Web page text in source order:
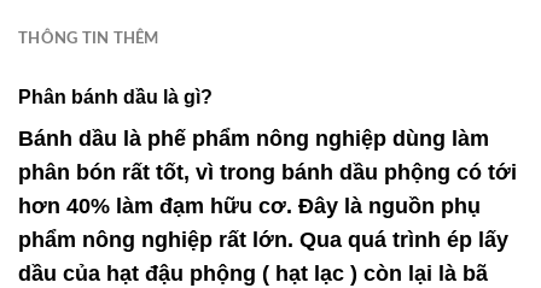
THÔNG TIN THÊM
Phân bánh dầu là gì?
Bánh dầu là phế phẩm nông nghiệp dùng làm
phân bón rất tốt, vì trong bánh dầu phộng có tới
hơn 40% làm đạm hữu cơ. Đây là nguồn phụ
phẩm nông nghiệp rất lớn. Qua quá trình ép lấy
dầu của hạt đậu phộng ( hạt lạc ) còn lại là bã